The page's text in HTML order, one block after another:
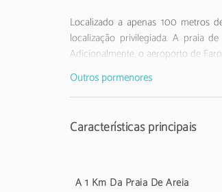
Localizado a apenas 100 metros
localização privilegiada. A praia
Adicionalmente, o aeroporto de
O apartamento dispõe de uma
permitidos animais de estimação,
no interior do apartamento.
Outros pormenores
Características principais
A 1 Km Da Praia De Areia